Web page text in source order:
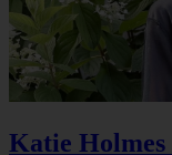
Katie Holmes